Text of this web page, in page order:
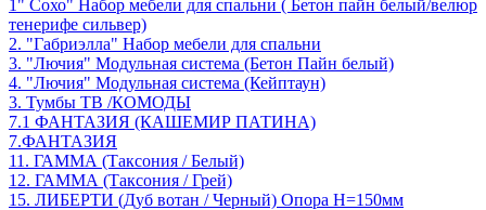
1" Сохо" Набор мебели для спальни ( Бетон пайн белый/велюр
тенерифе сильвер)
2. "Габриэлла" Набор мебели для спальни
3. "Лючия" Модульная система (Бетон Пайн белый)
4. "Лючия" Модульная система (Кейптаун)
3. Тумбы ТВ /КОМОДЫ
7.1 ФАНТАЗИЯ (КАШЕМИР ПАТИНА)
7.ФАНТАЗИЯ
11. ГАММА (Таксония / Белый)
12. ГАММА (Таксония / Грей)
15. ЛИБЕРТИ (Дуб вотан / Черный) Опора Н=150мм